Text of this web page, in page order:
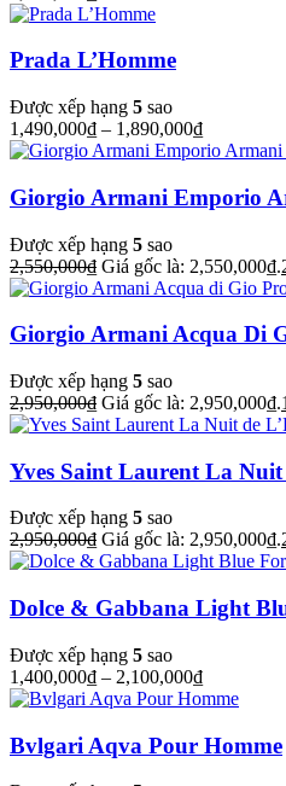
Prada L’Homme
Được xếp hạng 5 sao
1,490,000₫ – 1,890,000₫
Giorgio Armani Emporio
Được xếp hạng 5 sao
2,550,000₫ Giá gốc là: 2,550,000₫.
Giorgio Armani Acqua Di
Được xếp hạng 5 sao
2,950,000₫ Giá gốc là: 2,950,000₫.
Yves Saint Laurent La Nuit
Được xếp hạng 5 sao
2,950,000₫ Giá gốc là: 2,950,000₫.
Dolce & Gabbana Light
Được xếp hạng 5 sao
1,400,000₫ – 2,100,000₫
Bvlgari Aqva Pour Homme